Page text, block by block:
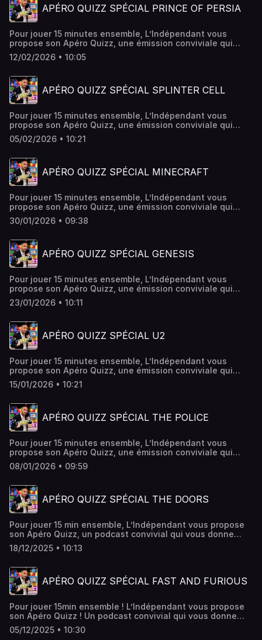
APÉRO QUIZZ SPÉCIAL PRINCE OF PERSIA
Pour jouer 15 minutes ensemble, L’Indépendant vous
propose son Apéro Quizz, une émission conviviale qui
vous donne rendez-vous chaque week-end ! Cette fois-ci,
c'est un quiz spécial PRINCE OF PERSIA.
12/02/2026 • 10:05
APÉRO QUIZZ SPÉCIAL SPLINTER CELL
Pour jouer 15 minutes ensemble, L’Indépendant vous
propose son Apéro Quizz, une émission conviviale qui
vous donne rendez-vous chaque week-end ! Cette fois-ci,
c'est un quiz spécial SPLINTER CELL.
05/02/2026 • 10:21
APÉRO QUIZZ SPÉCIAL MINECRAFT
Pour jouer 15 minutes ensemble, L’Indépendant vous
propose son Apéro Quizz, une émission conviviale qui
vous donne rendez-vous chaque week-end ! Cette fois-ci,
c'est un quiz spécial MINECRAFT.
30/01/2026 • 09:38
APÉRO QUIZZ SPÉCIAL GENESIS
Pour jouer 15 minutes ensemble, L’Indépendant vous
propose son Apéro Quizz, une émission conviviale qui
vous donne rendez-vous chaque week-end ! Cette fois-ci,
c'est un quiz spécial Genesis
23/01/2026 • 10:11
APÉRO QUIZZ SPÉCIAL U2
Pour jouer 15 minutes ensemble, L’Indépendant vous
propose son Apéro Quizz, une émission conviviale qui
vous donne rendez-vous chaque week-end ! Cette fois-ci,
c'est un quiz spécial U2
15/01/2026 • 10:21
APÉRO QUIZZ SPÉCIAL THE POLICE
Pour jouer 15 minutes ensemble, L’Indépendant vous
propose son Apéro Quizz, une émission conviviale qui
vous donne rendez-vous chaque week-end ! Cette fois-ci,
c'est un quiz spécial The Police.
08/01/2026 • 09:59
APÉRO QUIZZ SPÉCIAL THE DOORS
Pour jouer 15 min ensemble, L’Indépendant vous propose
son Apéro Quizz, un podcast convivial qui vous donne
rendez-vous chaque week-end ! Ce week-end, c'est un
quiz spécial The Doors.
18/12/2025 • 10:13
APÉRO QUIZZ SPÉCIAL FAST AND FURIOUS
Pour jouer 15min ensemble ! L’Indépendant vous propose
son Apéro Quizz ! Un podcast convivial qui vous donne
rendez-vous chaque week-end ! Ce week-end, c'est un
quiz spécial Fast And Furious
05/12/2025 • 10:30